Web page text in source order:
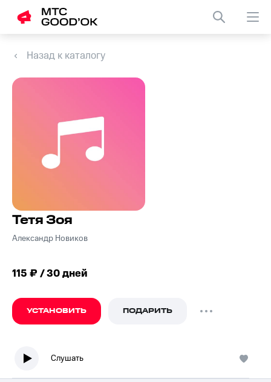
Назад к каталогу
Тетя Зоя
Александр Новиков
115 ₽ / 30 дней
УСТАНОВИТЬ ПОДАРИТЬ
Слушать